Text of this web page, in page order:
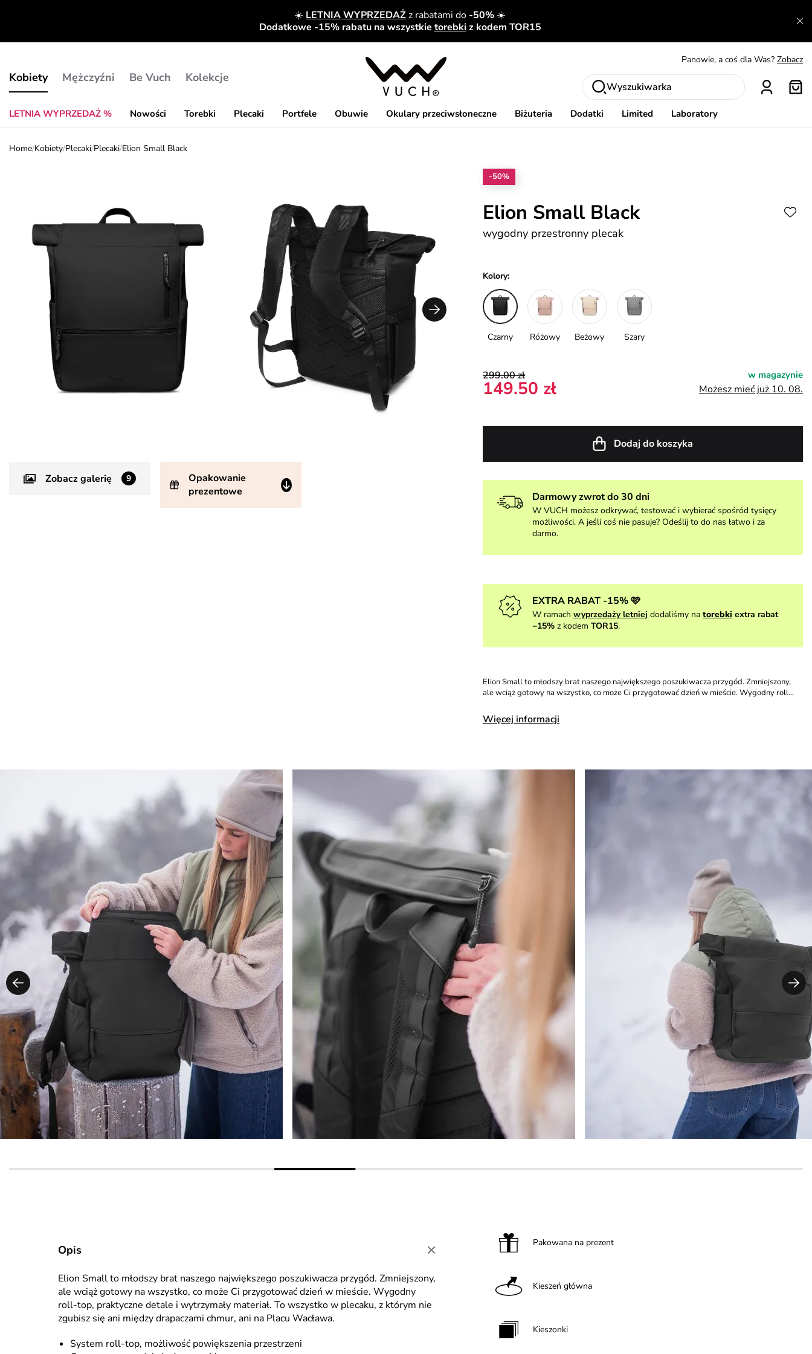
☀️ LETNIA WYPRZEDAŻz rabatami do -50% ☀️
Dodatkowe -15% rabatu na wszystkie torebkiz kodem TOR15
Kobiety
LETNIA WYPRZEDAŻ % Nowości Torebki Plecaki Portfele Obuwie Okulary przeciwsłoneczne Biżuteria Dodatki Limited Laboratory
Mężczyźni Be Vuch Kolekcje
Produkty, które musisz mieć. Dowiedz się więcej
Wymiana i zwrot za darmo Patrz
Wyszukiwarka
Home/Kobiety/Plecaki/Plecaki/Elion Small Black
Zobacz galerię 9
Opakowanie
prezentowe
-50%
Elion Small Black
wygodny przestronny plecak
Kolory:
Czarny Różowy Beżowy Szary
299.00 zł
149.50 zł
w magazynie
Możesz mieć już 10. 08.
Dodaj do koszyka
Darmowy zwrot do 30 dni
W VUCH możesz odkrywać, testować i wybierać spośród tysięcy
możliwości. A jeśli coś nie pasuje? Odeślij to do nas łatwo i za
darmo.
EXTRA RABAT -15% 🩷
W ramach wyprzedaży letniej dodaliśmy na torebki extra rabat
−15%z kodem TOR15.
Elion Small to młodszy brat naszego największego poszukiwacza przygód. Zmniejszony,
ale wciąż gotowy na wszystko, co może Ci przygotować dzień w mieście. Wygodny roll…
Więcej informacji
Opis
Elion Small to młodszy brat naszego największego poszukiwacza przygód. Zmniejszony,
ale wciąż gotowy na wszystko, co może Ci przygotować dzień w mieście. Wygodny
roll-top, praktyczne detale i wytrzymały materiał. To wszystko w plecaku, z którym nie
zgubisz się ani między drapaczami chmur, ani na Placu Wacława.
System roll-top, możliwość powiększenia przestrzeni
Pakowana na prezent
Kieszeń główna
Kieszonki